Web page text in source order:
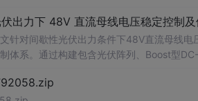
出力下 48V 直流母线电压稳定控制
针对间歇性光伏出力条件下48V直流母线
体系。通过构建包含光伏阵列、Boost型
环双闭环控制策略，确保在光照强度波动